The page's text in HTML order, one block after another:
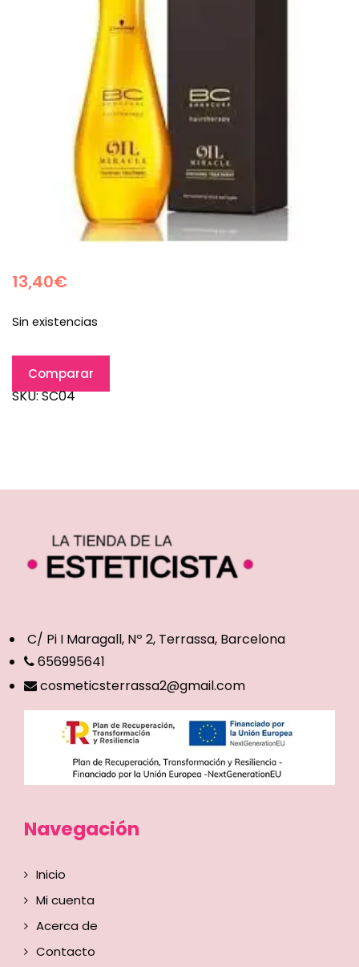
13,40€
Sin existencias
Comparar
SKU:SC04
C/ Pi I Maragall, Nº 2, Terrassa, Barcelona
656995641
cosmeticsterrassa2@gmail.com
Navegación
Inicio
Mi cuenta
Acerca de
Contacto